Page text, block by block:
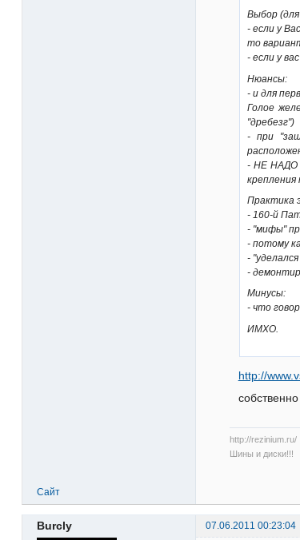
Выбор (для
- если у
то
- если у
Нюансы:
- и для
Голое
"дребезг")
- при
- НЕ НАДО
Практика
- 160-й
- "мифы"
- потому
-
-
Минусы:
- что
ИМХО.
http://
http://rezinium.ru/
Шины и диски!!!
Сайт
Burcly 07.06.2011 00:23:04